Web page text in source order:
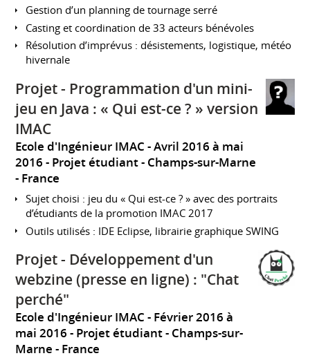
Gestion d’un planning de tournage serré
Casting et coordination de 33 acteurs bénévoles
Résolution d’imprévus : désistements, logistique, météo
hivernale
Projet - Programmation d'un mini-
jeu en Java : « Qui est-ce ? » version
IMAC
Ecole d'Ingénieur IMAC
Avril 2016 à mai
2016 Projet étudiant
Champs-sur-Marne
France
Sujet choisi : jeu du « Qui est-ce ? » avec des portraits
d’étudiants de la promotion IMAC 2017
Outils utilisés : IDE Eclipse, librairie graphique SWING
Projet - Développement d'un
webzine (presse en ligne) : "Chat
perché"​
Ecole d'Ingénieur IMAC
Février 2016 à
mai 2016 Projet étudiant
Champs-sur-
Marne
France